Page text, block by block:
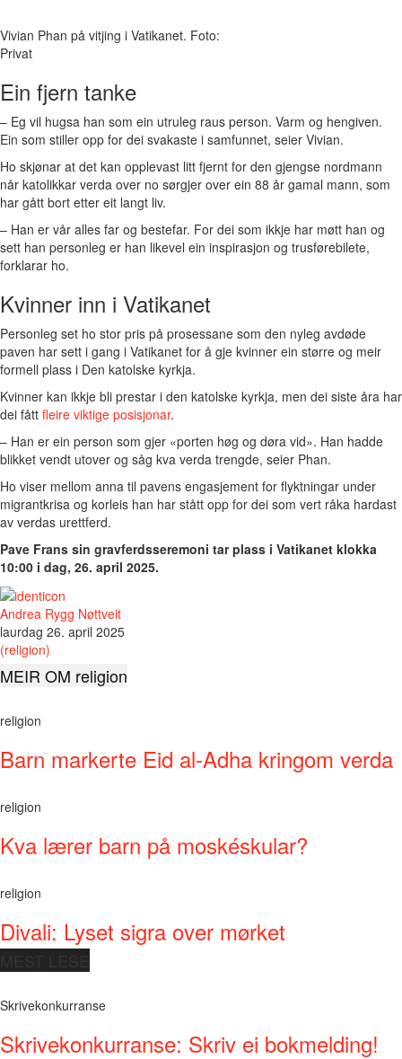
Vivian Phan på vitjing i Vatikanet. Foto:
Privat
Ein fjern tanke
– Eg vil hugsa han som ein utruleg raus person. Varm og hengiven.
Ein som stiller opp for dei svakaste i samfunnet, seier Vivian.
Ho skjønar at det kan opplevast litt fjernt for den gjengse nordmann
når katolikkar verda over no sørgjer over ein 88 år gamal mann, som
har gått bort etter eit langt liv.
– Han er vår alles far og bestefar. For dei som ikkje har møtt han og
sett han personleg er han likevel ein inspirasjon og trusførebilete,
forklarar ho.
Kvinner inn i Vatikanet
Personleg set ho stor pris på prosessane som den nyleg avdøde
paven har sett i gang i Vatikanet for å gje kvinner ein større og meir
formell plass i Den katolske kyrkja.
Kvinner kan ikkje bli prestar i den katolske kyrkja, men dei siste åra har
dei fått fleire viktige posisjonar.
– Han er ein person som gjer «porten høg og døra vid». Han hadde
blikket vendt utover og såg kva verda trengde, seier Phan.
Ho viser mellom anna til pavens engasjement for flyktningar under
migrantkrisa og korleis han har stått opp for dei som vert råka hardast
av verdas urettferd.
Pave Frans sin gravferdsseremoni tar plass i Vatikanet klokka
10:00 i dag, 26. april 2025.
Andrea Rygg Nøttveit
laurdag 26. april 2025
(religion)
MEIR OM religion
religion
Barn markerte Eid al-Adha kringom verda
religion
Kva lærer barn på moskéskular?
religion
Divali: Lyset sigra over mørket
Skrivekonkurranse
Skrivekonkurranse: Skriv ei bokmelding!